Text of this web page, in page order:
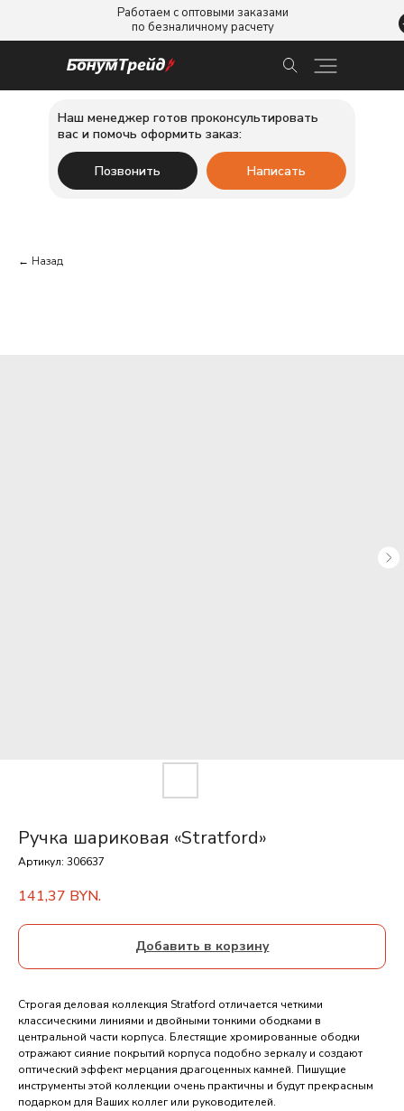
Работаем с оптовыми заказами
по безналичному расчету
Позвонить
Наш менеджер готов проконсультировать
вас и помочь оформить заказ:
Написать
← Назад
Ручка шариковая «Stratford»
Артикул: 306637
141,37 BYN.
Добавить в корзину
Строгая деловая коллекция Stratford отличается четкими
классическими линиями и двойными тонкими ободками в
центральной части корпуса. Блестящие хромированные ободки
отражают сияние покрытий корпуса подобно зеркалу и создают
оптический эффект мерцания драгоценных камней. Пишущие
инструменты этой коллекции очень практичны и будут прекрасным
подарком для Ваших коллег или руководителей.